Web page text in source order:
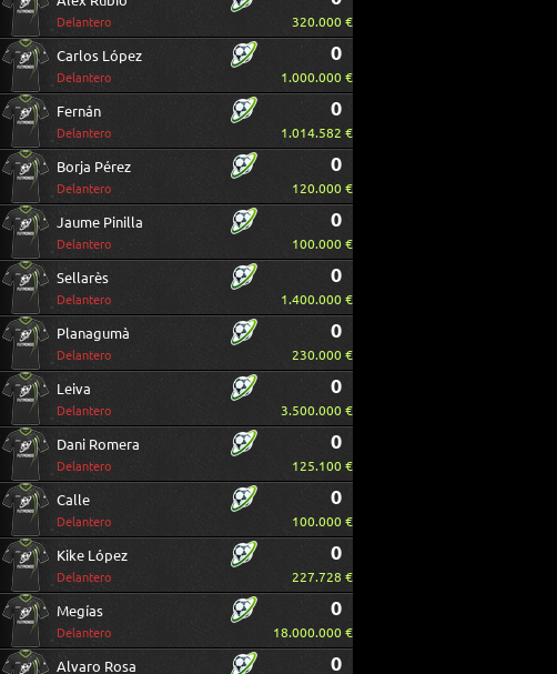
Delantero 320.000 €
Carlos López
Delantero
0
1.000.000 €
Fernán
Delantero
0
1.014.582 €
Borja Pérez
Delantero
0
120.000 €
Jaume Pinilla
Delantero
0
100.000 €
Sellarès
Delantero
0
1.400.000 €
Planagumà
Delantero
0
230.000 €
Leiva
Delantero
0
3.500.000 €
Dani Romera
Delantero
0
125.100 €
Calle
Delantero
0
100.000 €
Kike López
Delantero
0
227.728 €
Megías
Delantero
0
18.000.000 €
Alvaro Rosa 0